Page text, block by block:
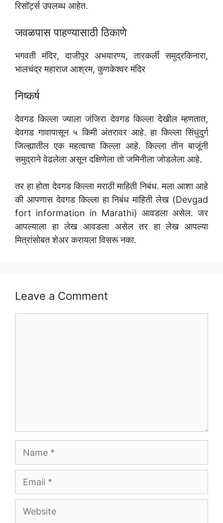
रिसॉर्ट्स उपलब्ध आहेत.
जवळपास पाहण्यासाठी ठिकाणे
भगवती मंदिर, दाजीपूर अभयारण्य, तारकर्ली समुद्रकिनारा,
भालचंद्र महाराज आश्रम, कुणकेश्वर मंदिर
निष्कर्ष
देवगड किल्ला ज्याला जंजिरा देवगड किल्ला देखील म्हणतात,
देवगड गावापासून ५ किमी अंतरावर आहे. हा किल्ला सिंधुदुर्ग
जिल्ह्यातील एक महत्वाचा किल्ला आहे. किल्ला तीन बाजूंनी
समुद्राने वेढलेला असून दक्षिणेला तो जमिनीला जोडलेला आहे.
तर हा होता देवगड किल्ला मराठी माहिती निबंध. मला आशा आहे
की आपणास देवगड किल्ला हा निबंध माहिती लेख (Devgad
fort information in Marathi) आवडला असेल. जर
आपल्याला हा लेख आवडला असेल तर हा लेख आपल्या
मित्रांसोबत शेअर करायला विसरू नका.
Leave a Comment
Name
Email
Website